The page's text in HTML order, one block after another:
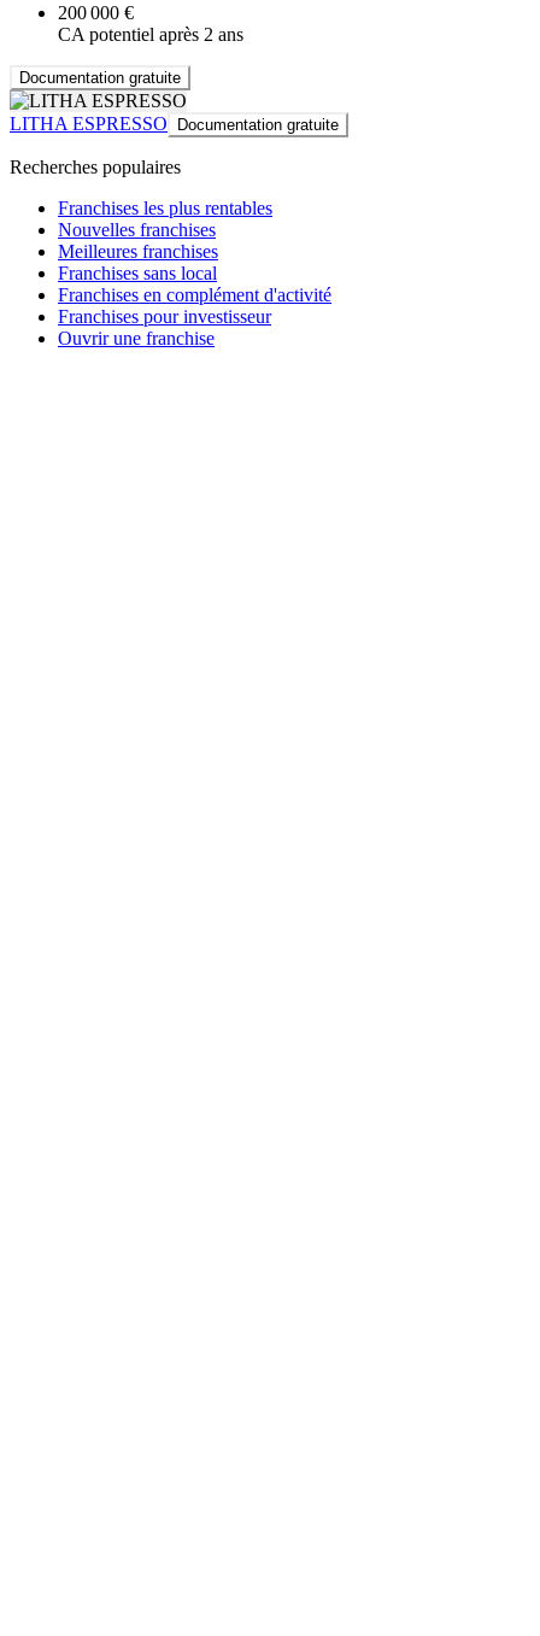
200 000 €
CA potentiel après 2 ans
Documentation gratuite
LITHA ESPRESSO Documentation gratuite
Recherches populaires
Franchises les plus rentables
Nouvelles franchises
Meilleures franchises
Franchises sans local
Franchises en complément d'activité
Franchises pour investisseur
Ouvrir une franchise